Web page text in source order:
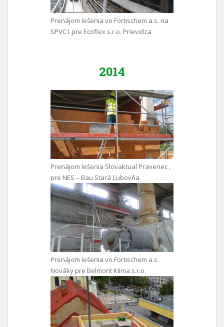
Prenájom lešenia vo Fortischem a.s. na
SPVC1 pre Ecoflex s.r.o. Prievidza
2014
Prenájom lešenia Slovaktual Pravenec ,
pre NES – Bau Stará Ľubovňa
Prenájom lešenia vo Fortischem a.s.
Nováky pre Belmont Klima s.r.o.